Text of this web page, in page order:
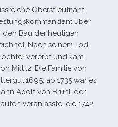
Oberstleutnant
über
den Bau der heu­ti­gen
Nach sei­nem Tod
ver­erbt und kam
Miltitz. Die Familie von
1695, ab 1735 war es
Adolf von Brühl, der
ver­an­lasste, die 1742